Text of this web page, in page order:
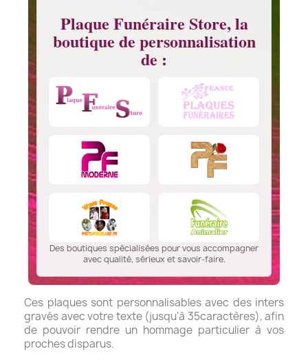
Plaque Funéraire Store, la
boutique de personnalisation
de :
Des boutiques spécialisées pour vous accompagner
avec qualité, sérieux et savoir-faire.
Ces plaques sont personnalisables avec des inters
gravés avec votre texte (jusqu'à 35caractères), afin
de pouvoir rendre un hommage particulier à vos
proches disparus.